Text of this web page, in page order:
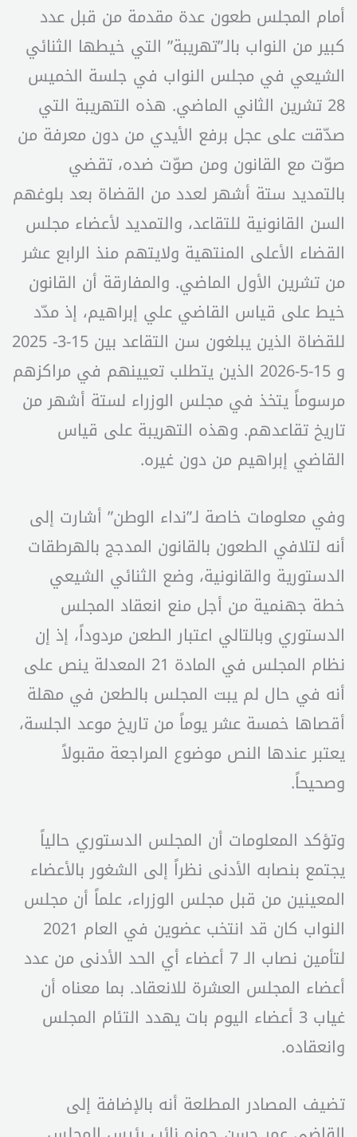
أمام المجلس طعون عدة مقدمة من قبل عدد
كبير من النواب بالـ”تهريبة” التي خيطها الثنائي
الشيعي في مجلس النواب في جلسة الخميس
28 تشرين الثاني الماضي. هذه التهريبة التي
صدّقت على عجل برفع الأيدي من دون معرفة من
صوّت مع القانون ومن صوّت ضده، تقضي
بالتمديد ستة أشهر لعدد من القضاة بعد بلوغهم
السن القانونية للتقاعد، والتمديد لأعضاء مجلس
القضاء الأعلى المنتهية ولايتهم منذ الرابع عشر
من تشرين الأول الماضي. والمفارقة أن القانون
خيط على قياس القاضي علي إبراهيم، إذ مدّد
للقضاة الذين يبلغون سن التقاعد بين 15-3- 2025
و 15-5-2026 الذين يتطلب تعيينهم في مراكزهم
مرسوماً يتخذ في مجلس الوزراء لستة أشهر من
تاريخ تقاعدهم. وهذه التهريبة على قياس
القاضي إبراهيم من دون غيره.
وفي معلومات خاصة لـ”نداء الوطن” أشارت إلى
أنه لتلافي الطعون بالقانون المدجج بالهرطقات
الدستورية والقانونية، وضع الثنائي الشيعي
خطة جهنمية من أجل منع انعقاد المجلس
الدستوري وبالتالي اعتبار الطعن مردوداً، إذ إن
نظام المجلس في المادة 21 المعدلة ينص على
أنه في حال لم يبت المجلس بالطعن في مهلة
أقصاها خمسة عشر يوماً من تاريخ موعد الجلسة،
يعتبر عندها النص موضوع المراجعة مقبولاً
وصحيحاً.
وتؤكد المعلومات أن المجلس الدستوري حالياً
يجتمع بنصابه الأدنى نظراً إلى الشغور بالأعضاء
المعينين من قبل مجلس الوزراء، علماً أن مجلس
النواب كان قد انتخب عضوين في العام 2021
لتأمين نصاب الـ 7 أعضاء أي الحد الأدنى من عدد
أعضاء المجلس العشرة للانعقاد. بما معناه أن
غياب 3 أعضاء اليوم بات يهدد التئام المجلس
وانعقاده.
تضيف المصادر المطلعة أنه بالإضافة إلى